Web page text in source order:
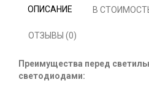
ОПИСАНИЕ В
ОТЗЫВЫ (0)
Преимущества перед
светодиодами: